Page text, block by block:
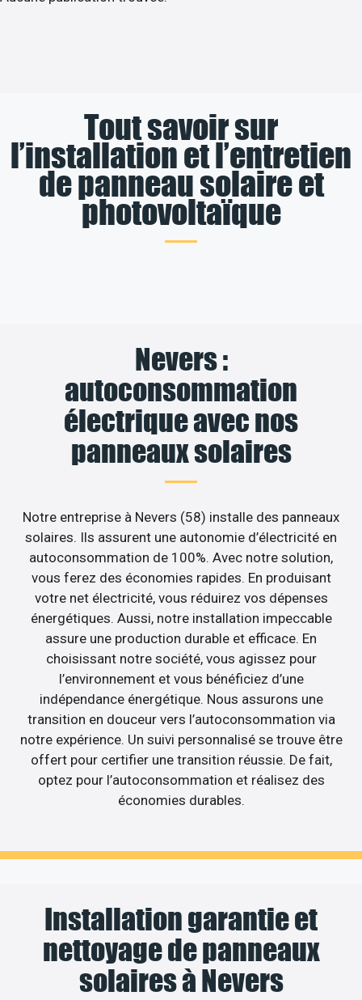
Tout savoir sur
l’installation et l’entretien
de panneau solaire et
photovoltaïque
Nevers :
autoconsommation
électrique avec nos
panneaux solaires
Notre entreprise à Nevers (58) installe des panneaux
solaires. Ils assurent une autonomie d’électricité en
autoconsommation de 100%. Avec notre solution,
vous ferez des économies rapides. En produisant
votre net électricité, vous réduirez vos dépenses
énergétiques. Aussi, notre installation impeccable
assure une production durable et efficace. En
choisissant notre société, vous agissez pour
l’environnement et vous bénéficiez d’une
indépendance énergétique. Nous assurons une
transition en douceur vers l’autoconsommation via
notre expérience. Un suivi personnalisé se trouve être
offert pour certifier une transition réussie. De fait,
optez pour l’autoconsommation et réalisez des
économies durables.
Installation garantie et
nettoyage de panneaux
solaires à Nevers